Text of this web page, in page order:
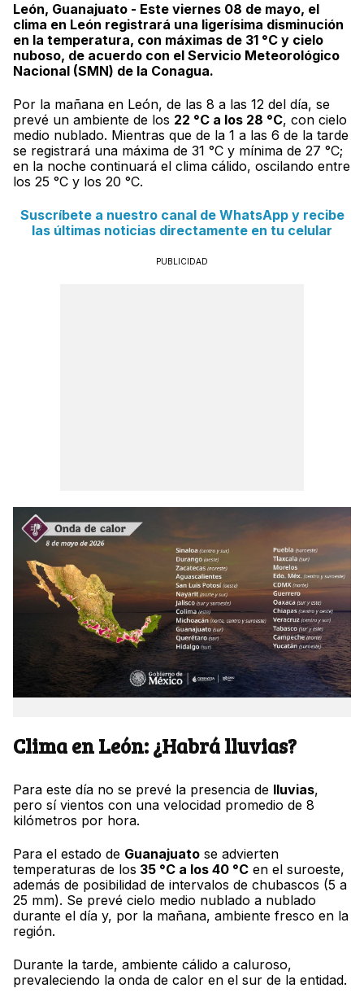
León, Guanajuato - Este viernes 08 de mayo, el
clima en León registrará una ligerísima disminución
en la temperatura, con máximas de 31 °C y cielo
nuboso, de acuerdo con el Servicio Meteorológico
Nacional (SMN) de la Conagua.
Por la mañana en León, de las 8 a las 12 del día, se
prevé un ambiente de los 22 °C a los 28 °C, con cielo
medio nublado. Mientras que de la 1 a las 6 de la tarde
se registrará una máxima de 31 °C y mínima de 27 °C;
en la noche continuará el clima cálido, oscilando entre
los 25 °C y los 20 °C.
Suscríbete a nuestro canal de WhatsApp y recibe
las últimas noticias directamente en tu celular
PUBLICIDAD
Clima en León: ¿Habrá lluvias?
Para este día no se prevé la presencia de lluvias,
pero sí vientos con una velocidad promedio de 8
kilómetros por hora.
Para el estado de Guanajuato se advierten
temperaturas de los 35 °C a los 40 °C en el suroeste,
además de posibilidad de intervalos de chubascos (5 a
25 mm). Se prevé cielo medio nublado a nublado
durante el día y, por la mañana, ambiente fresco en la
región.
Durante la tarde, ambiente cálido a caluroso,
prevaleciendo la onda de calor en el sur de la entidad.